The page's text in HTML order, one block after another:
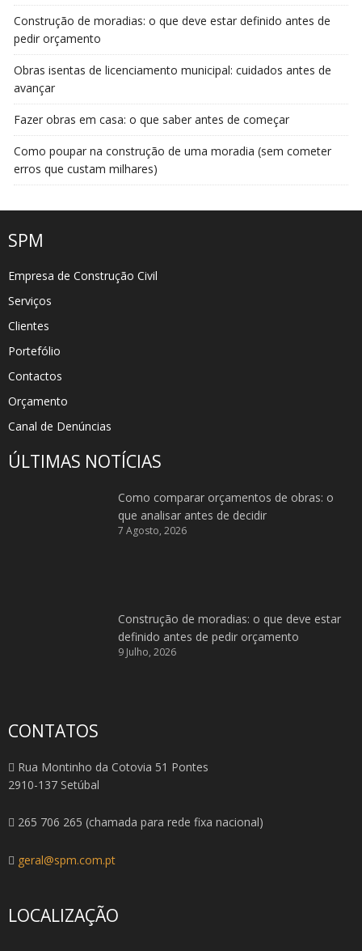
Construção de moradias: o que deve estar definido antes de
pedir orçamento
Obras isentas de licenciamento municipal: cuidados antes de
avançar
Fazer obras em casa: o que saber antes de começar
Como poupar na construção de uma moradia (sem cometer
erros que custam milhares)
SPM
Empresa de Construção Civil
Serviços
Clientes
Portefólio
Contactos
Orçamento
Canal de Denúncias
ÚLTIMAS NOTÍCIAS
Como comparar orçamentos de obras: o
que analisar antes de decidir
7 Agosto, 2026
Construção de moradias: o que deve estar
definido antes de pedir orçamento
9 Julho, 2026
CONTATOS
Rua Montinho da Cotovia 51 Pontes
2910-137 Setúbal
265 706 265 (chamada para rede fixa nacional)
geral@spm.com.pt
LOCALIZAÇÃO